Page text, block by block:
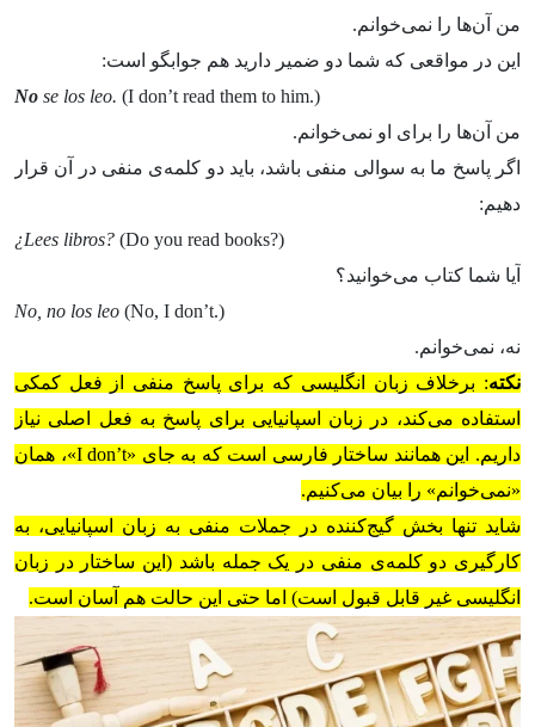
من آن‌ها را نمی‌خوانم.
این در مواقعی که شما دو ضمیر دارید هم جوابگو است:‌
No se los leo. (I don’t read them to him.)
من آن‌ها را برای او نمی‌خوانم.
اگر پاسخ ما به سوالی منفی باشد، باید دو کلمه‌ی منفی در آن قرار
دهیم:
¿Lees libros? (Do you read books?)
آیا شما کتاب می‌خوانید؟
No, no los leo (No, I don’t.)
نه، نمی‌خوانم.
نکته: برخلاف زبان انگلیسی که برای پاسخ منفی از فعل کمکی
استفاده می‌کند، در زبان اسپانیایی برای پاسخ به فعل اصلی نیاز
داریم. این همانند ساختار فارسی است که به جای «I don’t»، همان
«نمی‌خوانم» را بیان می‌کنیم.
شاید تنها بخش گیج‌کننده در جملات منفی به زبان اسپانیایی، به
کارگیری دو کلمه‌ی منفی در یک جمله باشد (این ساختار در زبان
انگلیسی غیر قابل قبول است) اما حتی این حالت هم آسان است.